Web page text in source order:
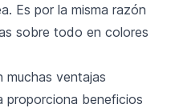
Es por la misma razón
sobre todo en colores
muchas ventajas
proporciona beneficios